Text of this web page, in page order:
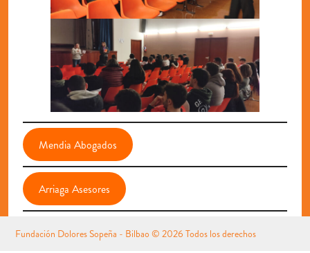
Mendia Abogados
Arriaga Asesores
Fundación Dolores Sopeña - Bilbao © 2026 Todos los derechos